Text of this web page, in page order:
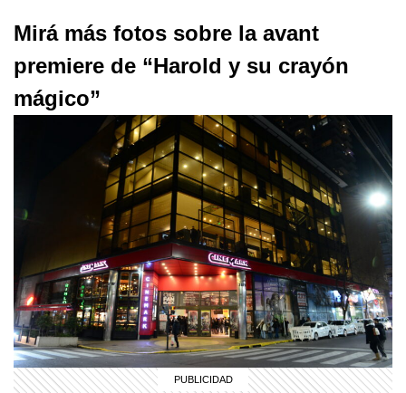
Mirá más fotos sobre la avant
premiere de “Harold y su crayón
mágico”